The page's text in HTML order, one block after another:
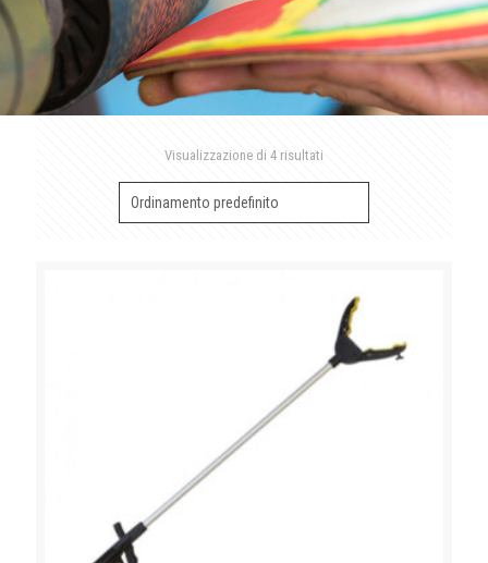
Visualizzazione di 4 risultati